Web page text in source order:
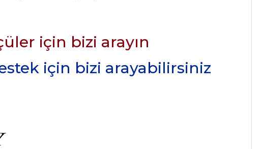
için bizi arayın
için bizi arayabilirsiniz